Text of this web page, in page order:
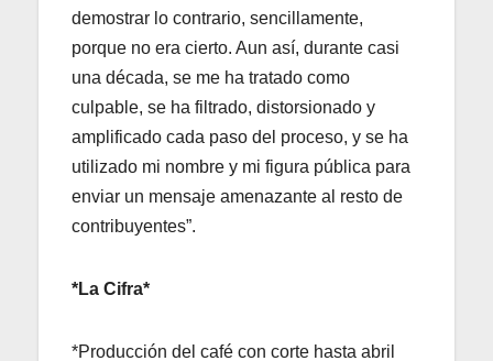
demostrar lo contrario, sencillamente,
porque no era cierto. Aun así, durante casi
una década, se me ha tratado como
culpable, se ha filtrado, distorsionado y
amplificado cada paso del proceso, y se ha
utilizado mi nombre y mi figura pública para
enviar un mensaje amenazante al resto de
contribuyentes”.
*La Cifra*
*Producción del café con corte hasta abril